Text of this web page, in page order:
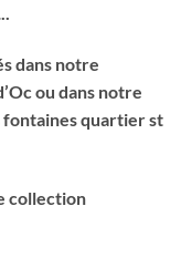
dans notre
ou dans notre
fontaines quartier st
collection